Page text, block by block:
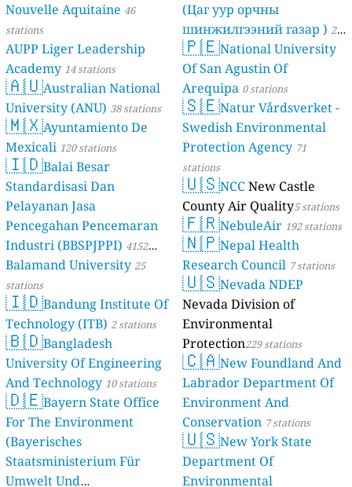
Nouvelle Aquitaine 46
stations
AUPP Liger Leadership
Academy 14 stations
🇦🇺Australian National
University (ANU) 38 stations
🇲🇽Ayuntamiento De
Mexicali 120 stations
🇮🇩Balai Besar
Standardisasi Dan
Pelayanan Jasa
Pencegahan Pencemaran
Industri (BBSPJPPI) 4152
stations
Balamand University25
stations
🇮🇩Bandung Institute Of
Technology (ITB) 2 stations
🇧🇩Bangladesh
University Of Engineering
And Technology 10 stations
🇩🇪Bayern State Office
For The Environment
(Bayerisches
Staatsministerium Für
Umwelt Und
(Цаг уур орчны
шинжилгээний газар ) 21
stations
🇵🇪National University
Of San Agustin Of
Arequipa 0 stations
🇸🇪Natur Vårdsverket -
Swedish Environmental
Protection Agency 71
stations
🇺🇸NCCNew Castle
County Air Quality5 stations
🇫🇷NebuleAir 192 stations
🇳🇵Nepal Health
Research Council 7 stations
🇺🇸Nevada NDEP
Nevada Division of
Environmental
Protection229 stations
🇨🇦New Foundland And
Labrador Department Of
Environment And
Conservation 7 stations
🇺🇸New York State
Department Of
Environmental